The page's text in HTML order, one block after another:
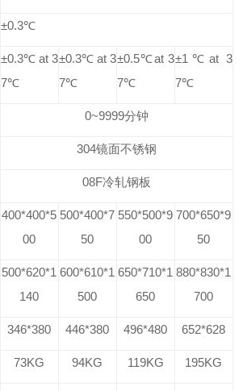
±0.3℃
±0.3℃ at 3
7℃
±0.3℃ at 3
7℃
±0.5℃at 3
7℃
±1℃at 3
7℃
0~9999分钟
304镜面不锈钢
08F冷轧钢板
400*400*5
00
500*400*7
50
550*500*9
00
700*650*9
50
500*620*1
140
600*610*1
500
650*710*1
650
880*830*1
700
346*380 446*380 496*480 652*628
73KG 94KG 119KG 195KG